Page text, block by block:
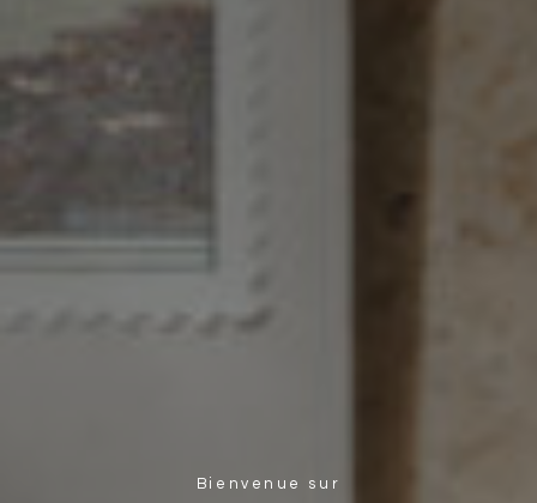
Bienvenue sur